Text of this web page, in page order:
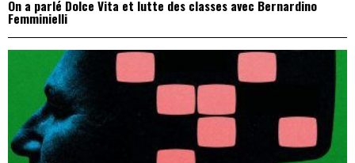
On a parlé Dolce Vita et lutte des classes avec Bernardino
Femminielli